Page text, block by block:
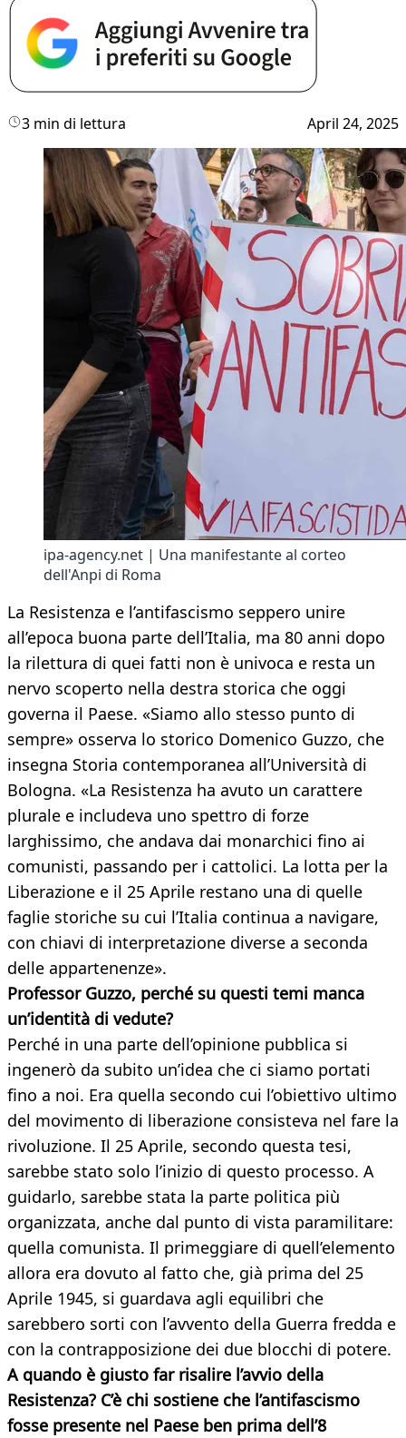
3 min di lettura April 24, 2025
ipa-agency.net | Una manifestante al corteo
dell'Anpi di Roma
La Resistenza e l’antifascismo seppero unire
all’epoca buona parte dell’Italia, ma 80 anni dopo
la rilettura di quei fatti non è univoca e resta un
nervo scoperto nella destra storica che oggi
governa il Paese. «Siamo allo stesso punto di
sempre» osserva lo storico Domenico Guzzo, che
insegna Storia contemporanea all’Università di
Bologna. «La Resistenza ha avuto un carattere
plurale e includeva uno spettro di forze
larghissimo, che andava dai monarchici fino ai
comunisti, passando per i cattolici. La lotta per la
Liberazione e il 25 Aprile restano una di quelle
faglie storiche su cui l’Italia continua a navigare,
con chiavi di interpretazione diverse a seconda
delle appartenenze».
Professor Guzzo, perché su questi temi manca
un’identità di vedute?
Perché in una parte dell’opinione pubblica si
ingenerò da subito un’idea che ci siamo portati
fino a noi. Era quella secondo cui l’obiettivo ultimo
del movimento di liberazione consisteva nel fare la
rivoluzione. Il 25 Aprile, secondo questa tesi,
sarebbe stato solo l’inizio di questo processo. A
guidarlo, sarebbe stata la parte politica più
organizzata, anche dal punto di vista paramilitare:
quella comunista. Il primeggiare di quell’elemento
allora era dovuto al fatto che, già prima del 25
Aprile 1945, si guardava agli equilibri che
sarebbero sorti con l’avvento della Guerra fredda e
con la contrapposizione dei due blocchi di potere.
A quando è giusto far risalire l’avvio della
Resistenza? C’è chi sostiene che l’antifascismo
fosse presente nel Paese ben prima dell’8